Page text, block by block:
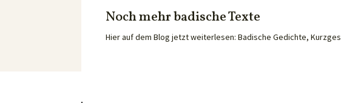
Noch mehr badische Texte
Hier auf dem Blog jetzt weiterlesen: Badische Gedichte,